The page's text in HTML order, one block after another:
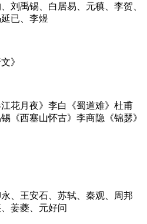
刘禹锡、白居易、元稹、李贺、
已、李煜
》
花月夜》李白《蜀道难》杜甫
《西塞山怀古》李商隐《锦瑟》
、王安石、苏轼、秦观、周邦
姜夔、元好问